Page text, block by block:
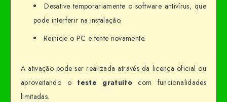
Desative temporariamente o software antivírus, que
pode interferir na instalação.
Reinicie o PC e tente novamente.
A ativação pode ser realizada através da licença oficial ou
aproveitando oteste gratuito com funcionalidades
limitadas.